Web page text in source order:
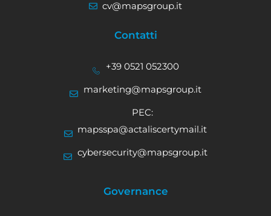
cv@mapsgroup.it
Contatti
+39 0521 052300
marketing@mapsgroup.it
PEC:
mapsspa@actaliscertymail.it
cybersecurity@mapsgroup.it
Governance